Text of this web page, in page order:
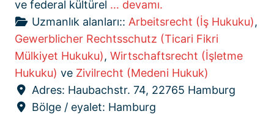
ve federal kültürel … devamı.
Uzmanlık alanları:: Arbeitsrecht (İş Hukuku),
Gewerblicher Rechtsschutz (Ticari Fikri
Mülkiyet Hukuku), Wirtschaftsrecht (İşletme
Hukuku) ve Zivilrecht (Medeni Hukuk)
Adres: Haubachstr. 74, 22765 Hamburg
Bölge / eyalet: Hamburg